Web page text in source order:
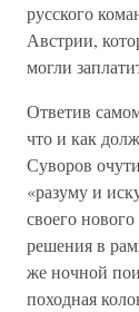
русского
Австрии,
могли
Ответив
что и как
Суворов
«разуму и
своего
решения в
же ночной
походная